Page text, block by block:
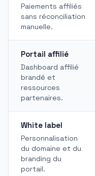
Paiements affiliés
sans réconciliation
manuelle.
Portail affilié
Dashboard affilié
brandé et
ressources
partenaires.
White label
Personnalisation
du domaine et du
branding du
portail.